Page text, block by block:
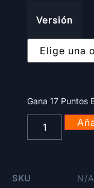
Versión
Gana 17 Puntos
SKU
N/A